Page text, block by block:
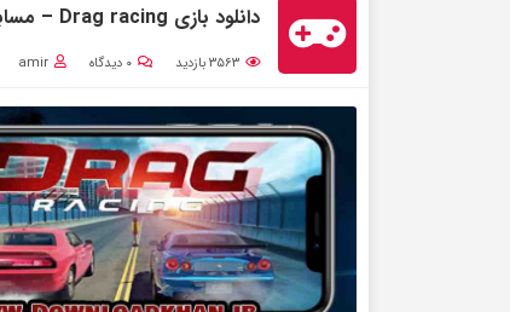
دانلود بازی Drag racing – مسابقه درگ برای اندروید + مود
۳۵۶۳بازدید ۰ دیدگاه amir